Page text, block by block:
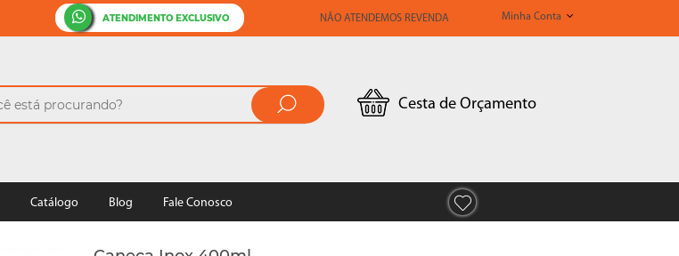
ATENDIMENTO EXCLUSIVO NÃO ATENDEMOS REVENDA Minha Conta
Cesta de Orçamento
Catálogo Blog Fale Conosco